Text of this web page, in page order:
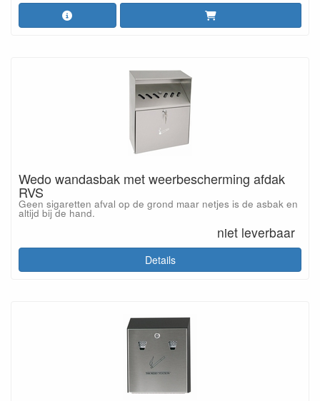
Wedo wandasbak met weerbescherming afdak
RVS
Geen sigaretten afval op de grond maar netjes is de asbak en
altijd bij de hand.
niet leverbaar
Details